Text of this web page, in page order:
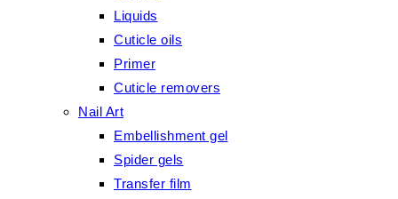
Liquids
Cuticle oils
Primer
Cuticle removers
Nail Art
Embellishment gel
Spider gels
Transfer film